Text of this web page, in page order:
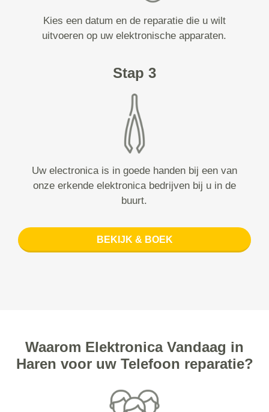
Kies een datum en de reparatie die u wilt
uitvoeren op uw elektronische apparaten.
Stap 3
Uw electronica is in goede handen bij een van
onze erkende elektronica bedrijven bij u in de
buurt.
BEKIJK & BOEK
Waarom Elektronica Vandaag in
Haren voor uw Telefoon reparatie?